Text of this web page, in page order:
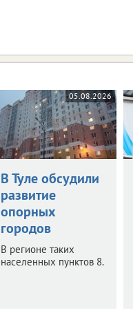
05.08.2026
В Туле обсудили
развитие
опорных
городов
В регионе таких
населенных пунктов 8.